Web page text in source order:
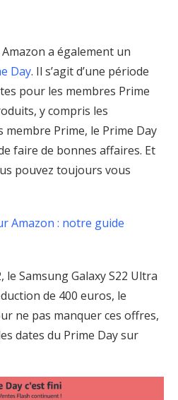
a également un
Day. Il s’agit d’une période
pour les membres Prime
y compris les
membre Prime, le Prime Day
faire de bonnes affaires. Et
pouvez toujours vous
Amazon : notre guide
le Samsung Galaxy S22 Ultra
de 400 euros, le
ne pas manquer ces offres,
dates du Prime Day sur